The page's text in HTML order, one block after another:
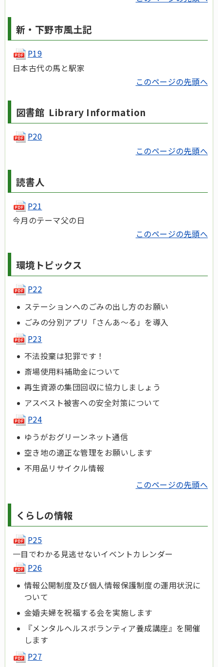
新・下野市風土記
P19
日本古代の馬と駅家
このページの先頭へ
図書館 Library Information
P20
このページの先頭へ
読書人
P21
今月のテーマ父の日
このページの先頭へ
環境トピックス
P22
ステーションへのごみの出し方のお願い
ごみの分別アプリ「さんあ～る」を導入
P23
不法投棄は犯罪です！
斎場使用料補助金について
再生資源の集団回収に協力しましょう
アスベスト被害への安全対策について
P24
ゆうがおグリーンネット通信
空き地の適正な管理をお願いします
不用品リサイクル情報
このページの先頭へ
くらしの情報
P25
一目でわかる見逃せないイベントカレンダー
P26
情報公開制度及び個人情報保護制度の運用状況に
ついて
金婚夫婦を祝福する会を実施します
『メンタルヘルスボランティア養成講座』を開催
します
P27